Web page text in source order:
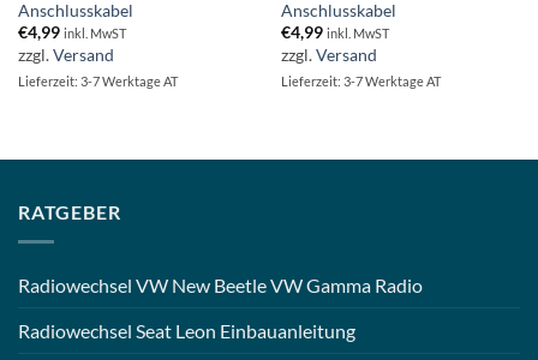
Anschlusskabel
€4,99 inkl. MwST
zzgl.Versand
Lieferzeit: 3-7 Werktage AT
Anschlusskabel
€4,99 inkl. MwST
zzgl.Versand
Lieferzeit: 3-7 Werktage AT
RATGEBER
Radiowechsel VW New Beetle VW Gamma Radio
Radiowechsel Seat Leon Einbauanleitung